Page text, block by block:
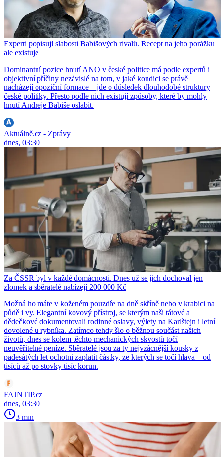
Experti popisují slabosti Babišových rivalů. Recept na jeho porážku
ale existuje
Dominantní pozice hnutí ANO v české politice má podle expertů i
objektivní příčiny nezávislé na tom, v jaké kondici se právě
nacházejí opoziční formace – jde o důsledek dlouhodobé struktury
české politiky. Přesto podle nich existují způsoby, které by mohly
hnutí Andreje Babiše oslabit.
Aktuálně.cz - Zprávy
dnes, 03:30
Za ČSSR byl v každé domácnosti. Dnes už se jich dochoval jen
zlomek a sběratelé nabízejí 200 000 Kč
Možná ho máte v koženém pouzdře na dně skříně nebo v krabici na
půdě i vy. Elegantní kovový přístroj, se kterým naši tátové a
dědečkové dokumentovali rodinné oslavy, výlety na Karlštejn i letní
dovolené u rybníka. Zatímco tehdy šlo o běžnou součást našich
životů, dnes se kolem těchto mechanických skvostů točí
neuvěřitelné peníze. Sběratelé jsou za ty nejvzácnější kousky z
padesátých let ochotni zaplatit částky, ze kterých se točí hlava – od
tisíců až po stovky tisíc korun.
FAJNTIP.cz
dnes, 03:30
3 min